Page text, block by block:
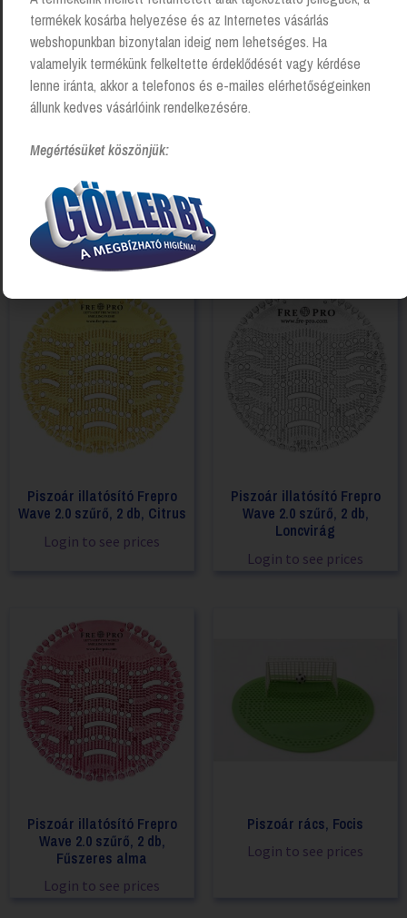
Kapcsolódó Termékek
Piszoár illatósító Frepro
Wave 2.0 szűrő, 2 db, Citrus
Login to see prices
Piszoár illatósító Frepro
Wave 2.0 szűrő, 2 db,
Loncvirág
Login to see prices
Piszoár illatósító Frepro
Wave 2.0 szűrő, 2 db,
Fűszeres alma
Login to see prices
Piszoár rács, Focis
Login to see prices
termékek kosárba helyezése és az Internetes vásárlás
webshopunkban bizonytalan ideig nem lehetséges. Ha
valamelyik termékünk felkeltette érdeklődését vagy kérdése
lenne iránta, akkor a telefonos és e-mailes elérhetőségeinken
állunk kedves vásárlóink rendelkezésére.
Megértésüket köszönjük: